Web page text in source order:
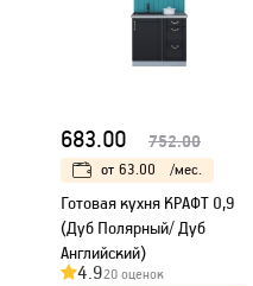
683.00 752.00
от 63.00 /мес.
Готовая кухня КРАФТ 0,9
(Дуб Полярный/ Дуб
Английский)
4.920 оценок